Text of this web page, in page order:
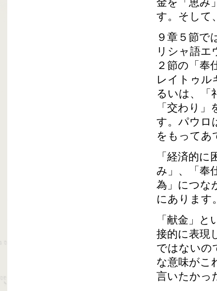
金を「恵み
す。そして
９章５節で
リシャ語エ
２節の「奉
レイトゥル
るいは、「
「交わり
す。パウロ
をもってあ
「経済的
み」、「奉
為」につな
にあります
「献金」
接的に表現
ではないの
な意味がこ
言いたかっ